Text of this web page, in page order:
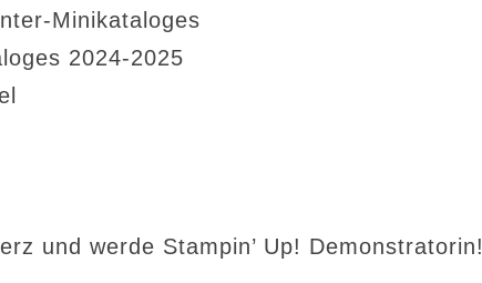
Minikataloges
2024-2025
und werde Stampin’ Up! Demonstratorin!